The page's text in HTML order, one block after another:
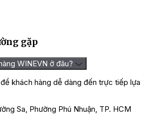
gặp
WINEVN ở đâu?
khách hàng dễ dàng đến trực tiếp lựa
Sa, Phường Phú Nhuận, TP. HCM